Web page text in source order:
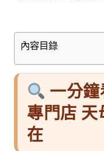
成
清
楚
好
圖
內容目錄
一分
專門店 天
在